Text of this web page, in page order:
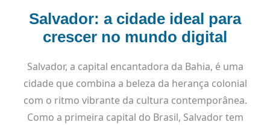
Salvador: a cidade ideal para
crescer no mundo digital
Salvador, a capital encantadora da Bahia, é uma
cidade que combina a beleza da herança colonial
com o ritmo vibrante da cultura contemporânea.
Como a primeira capital do Brasil, Salvador tem